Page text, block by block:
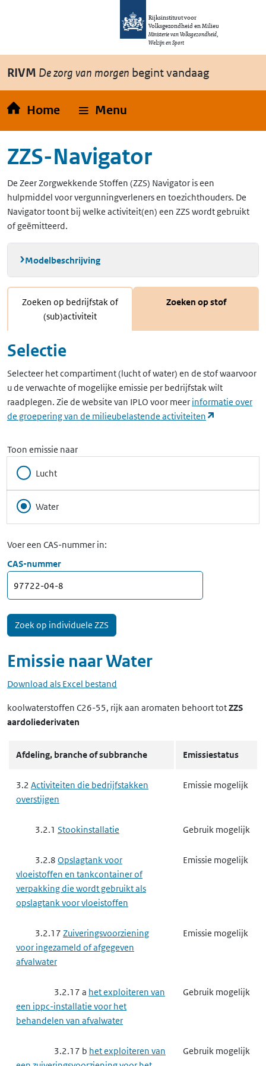
Overslaan en naar de inhoud gaan
Rijksinstituut voor
Volksgezondheid en Milieu
Ministerie van Volksgezondheid,
Welzijn en Sport
RIVM De zorg van morgen begint vandaag
Home Menu
ZZS-Navigator
De Zeer Zorgwekkende Stoffen (ZZS) Navigator is een
hulpmiddel voor vergunningverleners en toezichthouders. De
Navigator toont bij welke activiteit(en) een ZZS wordt gebruikt
of geëmitteerd.
Modelbeschrijving
Zoeken op bedrijfstak of
(sub)activiteit
Zoeken op stof
Selectie
Selecteer het compartiment (lucht of water) en de stof waarvoor
u de verwachte of mogelijke emissie per bedrijfstak wilt
raadplegen. Zie de website van IPLO voor meer informatie over
de groepering van de milieubelastende activiteiten
Toon emissie naar
Lucht
Water
Voer een CAS-nummer in:
CAS-nummer
Emissie naarWater
Download als Excel bestand
koolwaterstoffen C26-55, rijk aan aromaten behoort totZZS
aardoliederivaten
Afdeling, branche of subbranche Emissiestatus
3.2 Activiteiten die bedrijfstakken
overstijgen
Emissie mogelijk
3.2.1 Stookinstallatie Gebruik mogelijk
3.2.8 Opslagtank voor
vloeistoffen en tankcontainer of
verpakking die wordt gebruikt als
opslagtank voor vloeistoffen
Emissie mogelijk
3.2.17 Zuiveringsvoorziening
voor ingezameld of afgegeven
afvalwater
Emissie mogelijk
3.2.17 a het exploiteren van
een ippc-installatie voor het
behandelen van afvalwater
Gebruik mogelijk
3.2.17 b het exploiteren van
Gebruik mogelijk